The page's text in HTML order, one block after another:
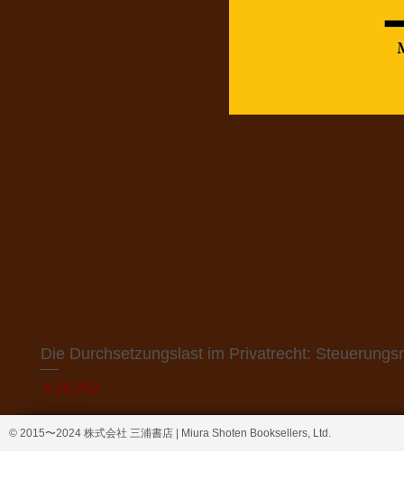
Die Durchsetzungslast im Privatrecht:
価格
￥24,202
© 2015〜2024 株式会社 三浦書店 | Miura Shoten Booksellers, Ltd.